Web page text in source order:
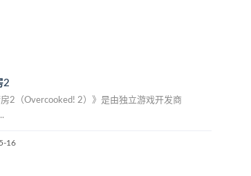
2
房2（Overcooked! 2）》是由独立游戏开发商
16